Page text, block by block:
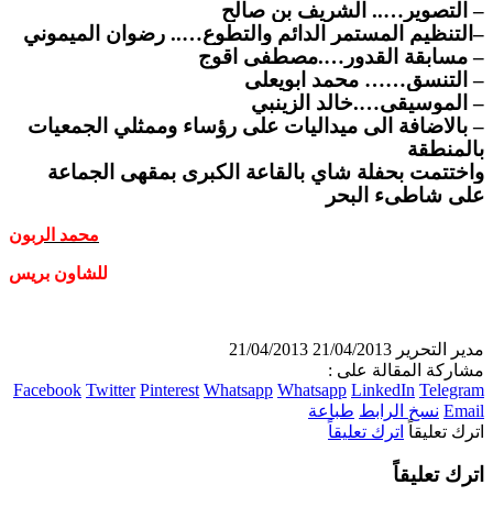
– التصوير….. الشريف بن صالح
–التنظيم المستمر الدائم والتطوع….. رضوان الميموني
–مسابقة القدور….مصطفى اقوج
– التنسق…… محمد ابويعلى
– الموسيقى….خالد الزينبي
–بالاضافة الى ميداليات على رؤساء وممثلي الجمعيات
بالمنطقة
واختتمت بحفلة شاي بالقاعة الكبرى بمقهى الجماعة
على شاطىء البحر
محمد الربون
للشاون بريس
مدير التحرير 21/04/2013
21/04/2013
مشاركة المقالة على :
Facebook Twitter Pinterest Whatsapp Whatsapp LinkedIn Telegram
Email نسخ الرابط طباعة
اترك تعليقاً اترك تعليقاً
اترك تعليقاً